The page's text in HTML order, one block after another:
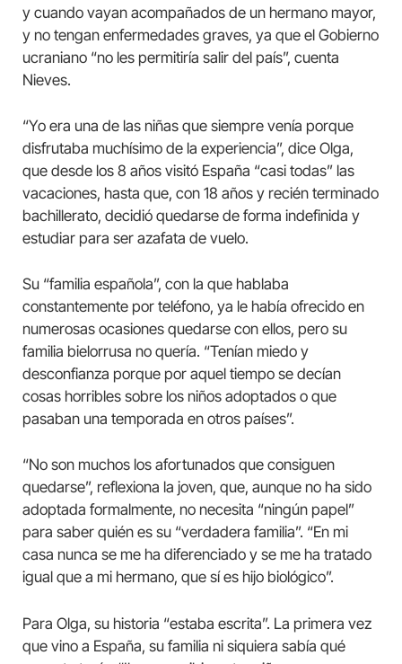
y cuando vayan acompañados de un hermano mayor,
y no tengan enfermedades graves, ya que el Gobierno
ucraniano “no les permitiría salir del país”, cuenta
Nieves.
“Yo era una de las niñas que siempre venía porque
disfrutaba muchísimo de la experiencia”, dice Olga,
que desde los 8 años visitó España “casi todas” las
vacaciones, hasta que, con 18 años y recién terminado
bachillerato, decidió quedarse de forma indefinida y
estudiar para ser azafata de vuelo.
Su “familia española”, con la que hablaba
constantemente por teléfono, ya le había ofrecido en
numerosas ocasiones quedarse con ellos, pero su
familia bielorrusa no quería. “Tenían miedo y
desconfianza porque por aquel tiempo se decían
cosas horribles sobre los niños adoptados o que
pasaban una temporada en otros países”.
“No son muchos los afortunados que consiguen
quedarse”, reflexiona la joven, que, aunque no ha sido
adoptada formalmente, no necesita “ningún papel”
para saber quién es su “verdadera familia”. “En mi
casa nunca se me ha diferenciado y se me ha tratado
igual que a mi hermano, que sí es hijo biológico”.
Para Olga, su historia “estaba escrita”. La primera vez
que vino a España, su familia ni siquiera sabía qué